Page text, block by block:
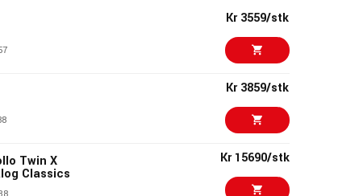
Kr 3559/stk
Kr 3859/stk
Twin X
Classics
Kr 15690/stk